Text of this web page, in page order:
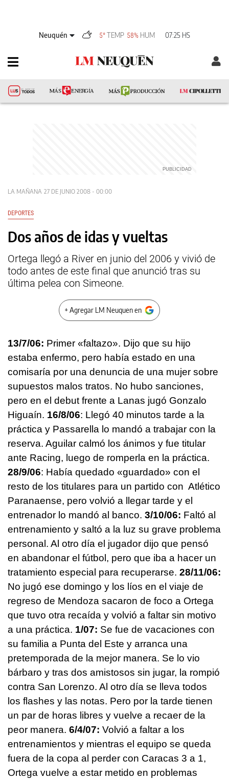
Neuquén 5° TEMP 58% HUM 07:25 HS
LA MAÑANA 27 DE JUNIO 2008 - 00:00
DEPORTES
Dos años de idas y vueltas
Ortega llegó a River en junio del 2006 y vivió de
todo antes de este final que anunció tras su
última pelea con Simeone.
+ Agregar LM Neuquen en
13/7/06: Primer «faltazo». Dijo que su hijo
estaba enfermo, pero había estado en una
comisaría por una denuncia de una mujer sobre
supuestos malos tratos. No hubo sanciones,
pero en el debut frente a Lanas jugó Gonzalo
Higuaín. 16/8/06: Llegó 40 minutos tarde a la
práctica y Passarella lo mandó a trabajar con la
reserva. Aguilar calmó los ánimos y fue titular
ante Racing, luego de romperla en la práctica.
28/9/06: Había quedado «guardado» con el
resto de los titulares para un partido con Atlético
Paranaense, pero volvió a llegar tarde y el
entrenador lo mandó al banco. 3/10/06: Faltó al
entrenamiento y saltó a la luz su grave problema
personal. Al otro día el jugador dijo que pensó
en abandonar el fútbol, pero que iba a hacer un
tratamiento especial para recuperarse. 28/11/06:
No jugó ese domingo y los líos en el viaje de
regreso de Mendoza sacaron de foco a Ortega
que tuvo otra recaída y volvió a faltar sin motivo
a una práctica. 1/07: Se fue de vacaciones con
su familia a Punta del Este y arranca una
pretemporada de la mejor manera. Se lo vio
bárbaro y tras dos amistosos sin jugar, la rompió
contra San Lorenzo. Al otro día se lleva todos
los flashes y las notas. Pero por la tarde tienen
un par de horas libres y vuelve a recaer de la
peor manera. 6/4/07: Volvió a faltar a los
entrenamientos y mientras el equipo se queda
fuera de la copa al perder con Caracas 3 a 1,
Ortega vuelve a estar metido en problemas